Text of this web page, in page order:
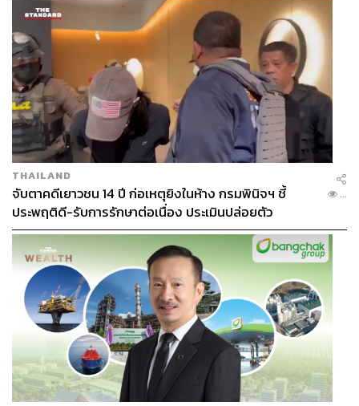
THAILAND
จับตาคดีเยาวชน 14 ปี ก่อเหตุยิงในห้าง กรมพินิจฯ ชี้
ประพฤติดี-รับการรักษาต่อเนื่อง ประเมินปล่อยตัว
...